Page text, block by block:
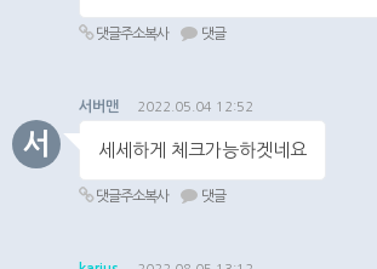
댓글주소복사 댓글
서
서버맨 2022.05.04 12:52
세세하게 체크가능하겟네요
댓글주소복사 댓글